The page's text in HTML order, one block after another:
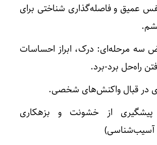
عمیق و فاصله‌گذاری شناختی برای
سه مرحله‌ای: درک، ابراز احساسات
راه‌حل برد-برد.
در قبال واکنش‌های شخصی.
۳: پیشگیری از خشونت و بزهکاری
آسیب‌شناسی)